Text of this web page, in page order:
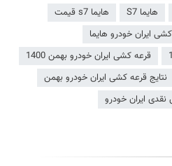
هایما S7
هایما s7 قیمت
ایران خودرو هایما
قرعه کشی ایران خودرو بهمن 1400
نتایج قرعه کشی ایران خودرو بهمن
ایران خودرو